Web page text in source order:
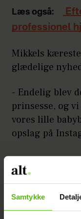
Samtykke
Læs også:
professionel
Mikkels
glædelige
- Endelig blev
prinsesse, og
vores lille
opslag på